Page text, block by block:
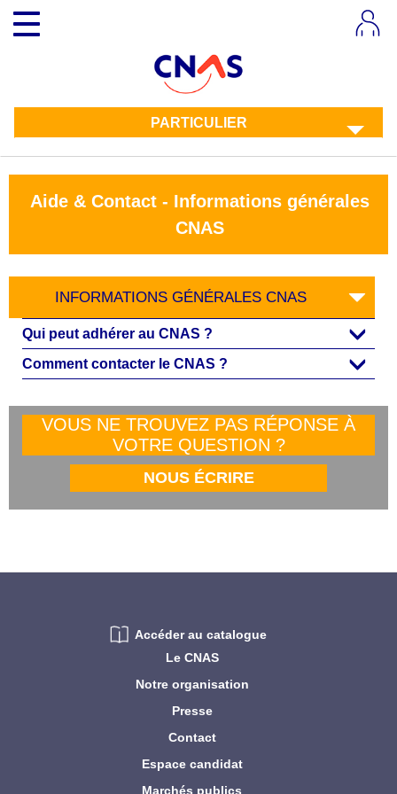
contenu
principal
Toggle
navigation
PARTICULIER
Aide & Contact - Informations générales
CNAS
INFORMATIONS GÉNÉRALES CNAS
Qui peut adhérer au CNAS ?
Comment contacter le CNAS ?
VOUS NE TROUVEZ PAS RÉPONSE À
VOTRE QUESTION ?
NOUS ÉCRIRE
Le CNAS
Notre organisation
Presse
Contact
Espace candidat
Marchés publics
Accéder au catalogue